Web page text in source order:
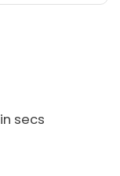
secs